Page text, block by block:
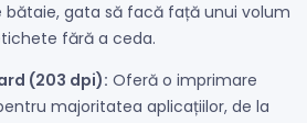
bătaie, gata să facă față unui volum
fără a ceda.
(203 dpi): Oferă o imprimare
majoritatea aplicațiilor, de la